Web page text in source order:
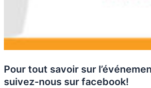
Pour tout savoir sur
suivez-nous sur facebook!